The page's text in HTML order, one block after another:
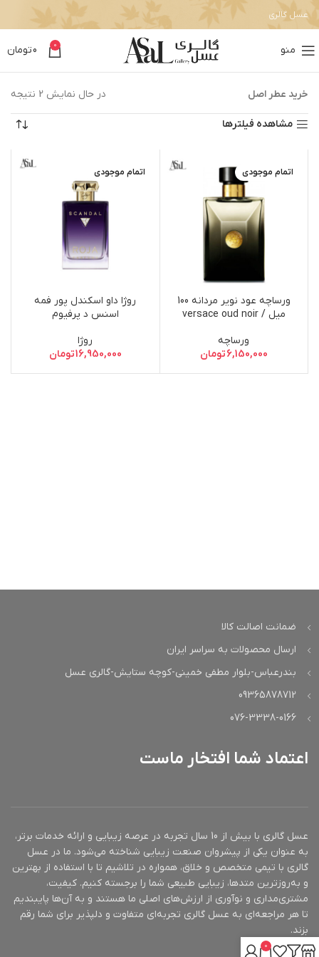
عسل گالری
منو 0
0تومان
خرید عطر اصل در حال نمایش 2 نتیجه
مشاهده فیلترها
اتمام موجودی
ورساچه عود نویر مردانه 100
میل / versace oud noir
ورساچه
6,150,000تومان
اتمام موجودی
روژا داو اسکندل پور فمه
اسنس د پرفیوم
روژا
16,950,000تومان
ضمانت اصالت کالا
ارسال محصولات به سراسر ایران
بندرعباس-بلوار مطفی خمینی-کوچه ستایش-گالری عسل
09365878712
076-3338-0166
اعتماد شما افتخار ماست
عسل گالری با بیش از 10 سال تجربه در عرصه زیبایی و ارائه خدمات برتر،
به عنوان یکی از پیشروان صنعت زیبایی شناخته می‌شود. ما در عسل
گالری با تیمی متخصص و خلاق، همواره در تلاشیم تا با استفاده از بهترین
و به‌روزترین متدها، زیبایی طبیعی شما را برجسته کنیم. کیفیت،
مشتری‌مداری و نوآوری از ارزش‌های اصلی ما هستند و به آن‌ها پایبندیم
تا هر مراجعه‌ای به عسل گالری تجربه‌ای متفاوت و دلپذیر برای شما رقم
بزند.
0